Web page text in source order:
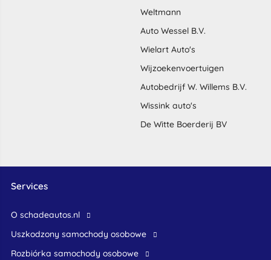
Weltmann
Auto Wessel B.V.
Wielart Auto's
Wijzoekenvoertuigen
Autobedrijf W. Willems B.V.
Wissink auto's
De Witte Boerderij BV
Services
O schadeautos.nl
uszkodzony samochody osobowe
rozbiórka samochody osobowe